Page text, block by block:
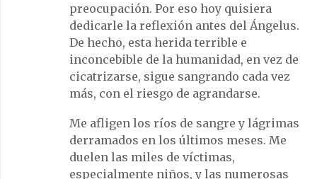
preocupación. Por eso hoy quisiera
dedicarle la reflexión antes del Ángelus.
De hecho, esta herida terrible e
inconcebible de la humanidad, en vez de
cicatrizarse, sigue sangrando cada vez
más, con el riesgo de agrandarse.
Me afligen los ríos de sangre y lágrimas
derramados en los últimos meses. Me
duelen las miles de víctimas,
especialmente niños, y las numerosas